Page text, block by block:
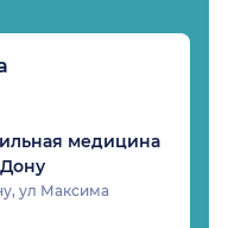
медицина
ул Максима